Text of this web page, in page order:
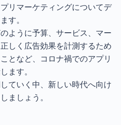
リマーケティングについてデ
す。
ように予算、サービス、マー
しく広告効果を計測するため
となど、コロナ禍でのアプリ
ます。
ていく中、新しい時代へ向け
ましょう。